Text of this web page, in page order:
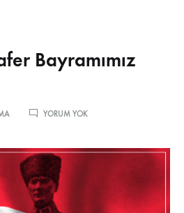
Bayramımız
YORUM YOK30
BAYRAMIMIZ